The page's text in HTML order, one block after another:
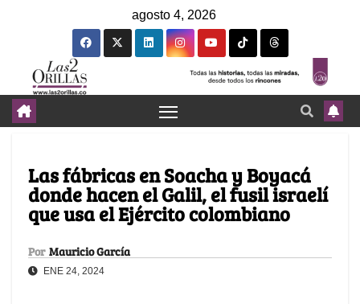
agosto 4, 2026
Las fábricas en Soacha y Boyacá
donde hacen el Galil, el fusil israelí
que usa el Ejército colombiano
Por Mauricio García
ENE 24, 2024